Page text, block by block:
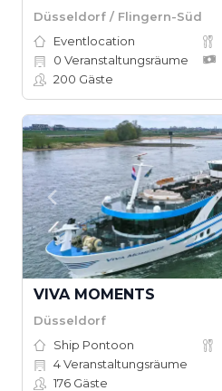
Düsseldorf / Flingern-Süd
Eventlocation
0 Veranstaltungsräume
200 Gäste
VIVA MOMENTS
Düsseldorf
Ship Pontoon
4Veranstaltungsräume
176 Gäste